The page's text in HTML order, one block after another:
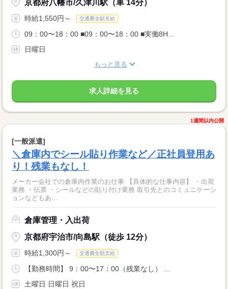
京都府八幡市/久津川駅（車 14分）
時給1,550円～ 交通費全額支給
09：00〜18：00 ■09：00〜18：00 ■実働8H...
日曜日
もっと見る
求人詳細を見る
1週間以内公開
[一般派遣]
＼倉庫内でシール貼り作業など／正社員登用あ
り！残業もなし！
メーカー会社での倉庫内作業のお仕事 【具体的な仕事内容】 ・出荷
業務 ・伝票 ・シールなどの貼り付け業務 取引先とのコミュニケーシ
ョンなどもあ...
倉庫管理・入出荷
京都府宇治市/向島駅（徒歩 12分）
時給1,300円～ 交通費全額支給
【勤務時間】 9：00〜17：00（残業なし） ...
土曜日 日曜日 祝日